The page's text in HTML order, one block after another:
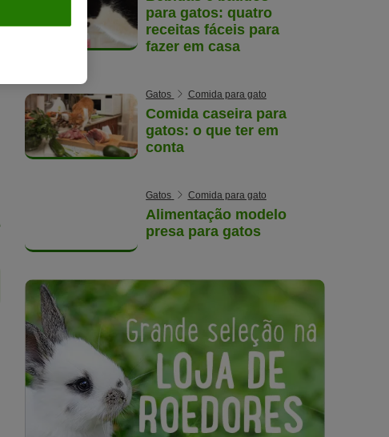
para gatos: quatro
receitas fáceis para
fazer em casa
Gatos Comida para gato
Comida caseira para
gatos: o que ter em
conta
Gatos Comida para gato
Alimentação modelo
presa para gatos